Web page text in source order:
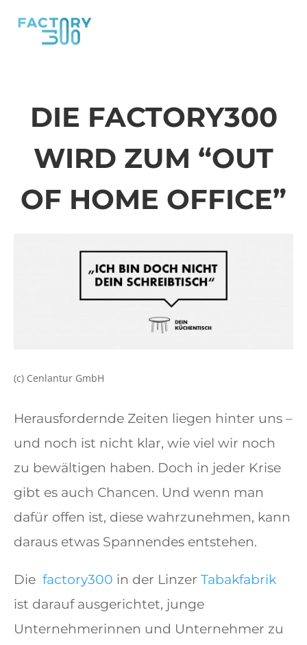
DIE FACTORY300
WIRD ZUM “OUT
OF HOME OFFICE”
(c) Cenlantur GmbH
Herausfordernde Zeiten liegen hinter uns –
und noch ist nicht klar, wie viel wir noch
zu bewältigen haben. Doch in jeder Krise
gibt es auch Chancen. Und wenn man
dafür offen ist, diese wahrzunehmen, kann
daraus etwas Spannendes entstehen.
Die factory300 in der Linzer Tabakfabrik
ist darauf ausgerichtet, junge
Unternehmerinnen und Unternehmer zu